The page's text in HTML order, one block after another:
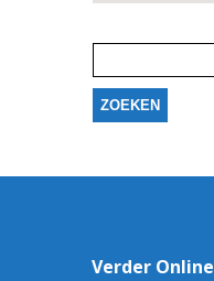
naar:
Verder Online